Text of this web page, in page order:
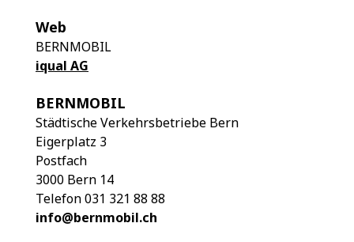
Web
BERNMOBIL
iqual AG
BERNMOBIL
Städtische Verkehrsbetriebe Bern
Eigerplatz 3
Postfach
3000 Bern 14
Telefon 031 321 88 88
info@bernmobil.ch